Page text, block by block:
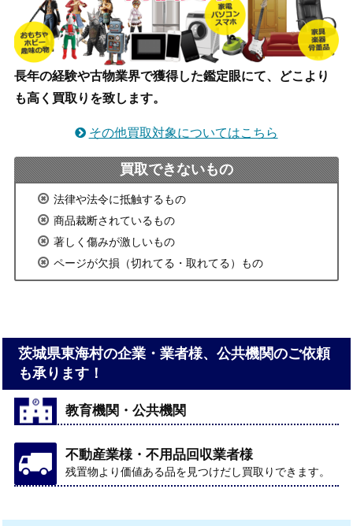
長年の経験や古物業界で獲得した鑑定眼にて、どこより
も高く買取りを致します。
その他買取対象についてはこちら
買取できないもの
法律や法令に抵触するもの
商品裁断されているもの
著しく傷みが激しいもの
ページが欠損（切れてる・取れてる）もの
茨城県東海村の企業・業者様、公共機関のご依頼
も承ります！
教育機関・公共機関
不動産業様・不用品回収業者様
残置物より価値ある品を見つけだし買取りできます。